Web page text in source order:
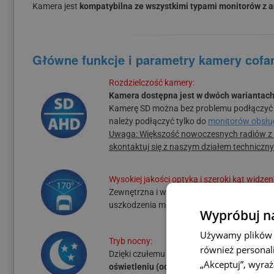
Kamera jest kompatybilna ze wszystkimi typami monitorów z
Główne funkcje i parametry kamery
Rozdzielczość kamery:
Kamera dostępna jest w dwóch
Kamerę SD można bez problemu
należy podłączyć tylko do monitorów
Uwaga: Większość nowoczesnych radiów
skontaktuj się z naszym działem
Wysokiej jakości optyka i szeroki kąt
Zewnętrzna i wewnętrzna
uszkodzenia mechaniczne.
Tryb nocny:
Dzięki czułemu sensorowi, wysokiej
oświetleniu (od 0,1 lux).
Wypróbuj
Używamy plików
również
„Akceptuj”,